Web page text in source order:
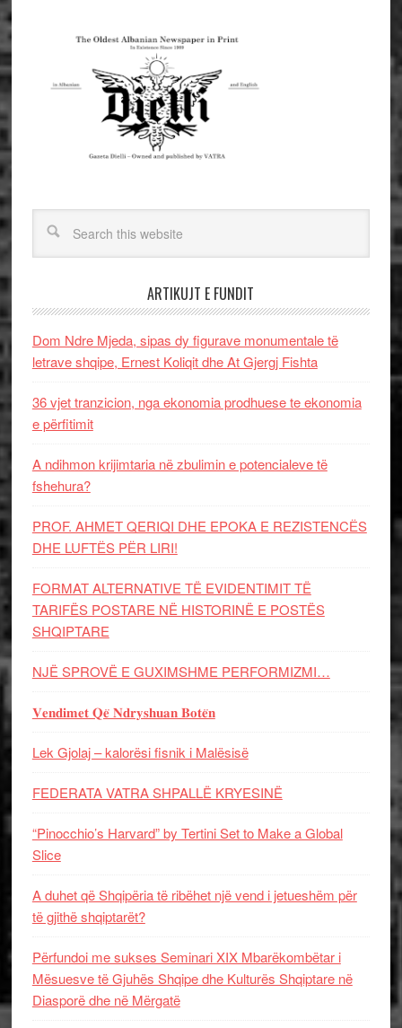
ARTIKUJT E FUNDIT
Dom Ndre Mjeda, sipas dy figurave monumentale të
letrave shqipe, Ernest Koliqit dhe At Gjergj Fishta
36 vjet tranzicion, nga ekonomia prodhuese te ekonomia
e përfitimit
A ndihmon krijimtaria në zbulimin e potencialeve të
fshehura?
PROF. AHMET QERIQI DHE EPOKA E REZISTENCЁS
DHE LUFTЁS PЁR LIRI!
FORMAT ALTERNATIVE TË EVIDENTIMIT TË
TARIFËS POSTARE NË HISTORINË E POSTËS
SHQIPTARE
NJË SPROVË E GUXIMSHME PERFORMIZMI…
𝐕𝐞𝐧𝐝𝐢𝐦𝐞𝐭 𝐐𝐞̈ 𝐍𝐝𝐫𝐲𝐬𝐡𝐮𝐚𝐧 𝐁𝐨𝐭𝐞̈𝐧
Lek Gjolaj – kalorësi fisnik i Malësisë
FEDERATA VATRA SHPALLË KRYESINË
“Pinocchio’s Harvard” by Tertini Set to Make a Global
Slice
A duhet që Shqipëria të ribëhet një vend i jetueshëm për
të gjithë shqiptarët?
Përfundoi me sukses Seminari XIX Mbarëkombëtar i
Mësuesve të Gjuhës Shqipe dhe Kulturës Shqiptare në
Diasporë dhe në Mërgatë